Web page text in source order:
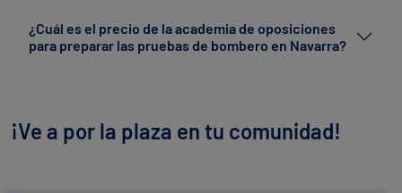
¿Cuál es el precio de la academia de oposiciones
para preparar las pruebas de bombero en Navarra?
¡Ve a por la plaza en tu comunidad!